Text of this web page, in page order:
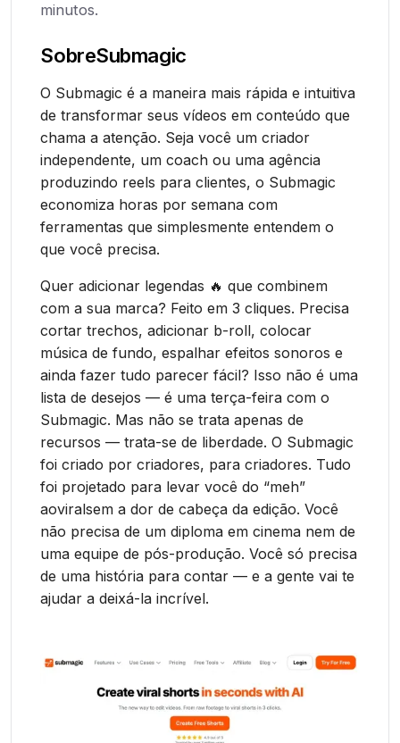
minutos.
SobreSubmagic
O Submagic é a maneira mais rápida e intuitiva
de transformar seus vídeos em conteúdo que
chama a atenção. Seja você um criador
independente, um coach ou uma agência
produzindo reels para clientes, o Submagic
economiza horas por semana com
ferramentas que simplesmente entendem o
que você precisa.
Quer adicionar legendas 🔥 que combinem
com a sua marca? Feito em 3 cliques. Precisa
cortar trechos, adicionar b-roll, colocar
música de fundo, espalhar efeitos sonoros e
ainda fazer tudo parecer fácil? Isso não é uma
lista de desejos — é uma terça-feira com o
Submagic. Mas não se trata apenas de
recursos — trata-se de liberdade. O Submagic
foi criado por criadores, para criadores. Tudo
foi projetado para levar você do “meh”
aoviralsem a dor de cabeça da edição. Você
não precisa de um diploma em cinema nem de
uma equipe de pós-produção. Você só precisa
de uma história para contar — e a gente vai te
ajudar a deixá-la incrível.